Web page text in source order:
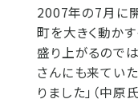
2007年の7月に
町を大きく動か
盛り上がるので
さんにも来てい
りました」（中原氏